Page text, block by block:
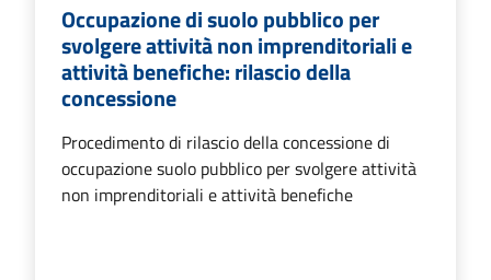
Occupazione di suolo pubblico per
svolgere attività non imprenditoriali e
attività benefiche: rilascio della
concessione
Procedimento di rilascio della concessione di
occupazione suolo pubblico per svolgere attività
non imprenditoriali e attività benefiche